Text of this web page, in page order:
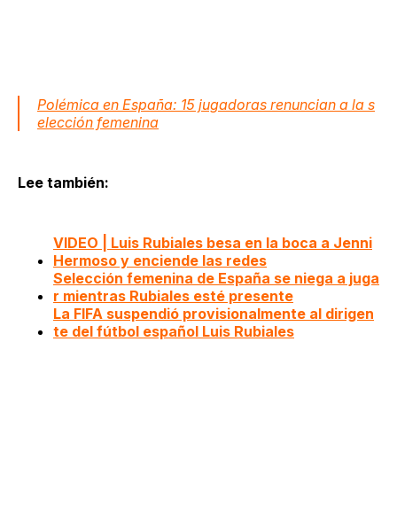
Polémica en España: 15 jugadoras renuncian a la s
elección femenina
Lee también:
VIDEO | Luis Rubiales besa en la boca a Jenni
Hermoso y enciende las redes
Selección femenina de España se niega a juga
r mientras Rubiales esté presente
La FIFA suspendió provisionalmente al dirigen
te del fútbol español Luis Rubiales